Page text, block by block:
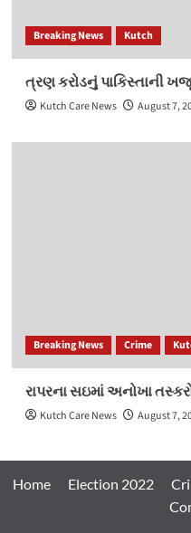
Breaking News Kutch
ત્રણ કરોડનું પાકિસ્તાની
Kutch Care News August 7,
Breaking News Crime
રાપરના સઇમાં અનોખા
Kutch Care News August 7,
Home Election 2022